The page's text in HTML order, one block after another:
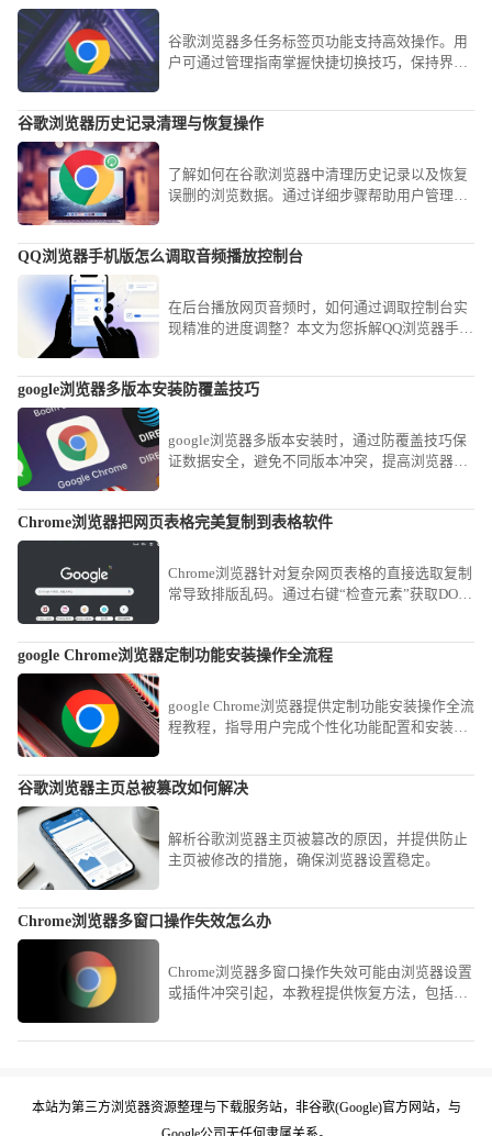
谷歌浏览器多任务标签页功能支持高效操作。用
户可通过管理指南掌握快捷切换技巧，保持界面
谷歌浏览器历史记录清理与恢复操作
了解如何在谷歌浏览器中清理历史记录以及恢复
误删的浏览数据。通过详细步骤帮助用户管理浏
QQ浏览器手机版怎么调取音频播放控制台
在后台播放网页音频时，如何通过调取控制台实
现精准的进度调整？本文为您拆解QQ浏览器手机
google浏览器多版本安装防覆盖技巧
google浏览器多版本安装时，通过防覆盖技巧保
证数据安全，避免不同版本冲突，提高浏览器功
Chrome浏览器把网页表格完美复制到表格软件
Chrome浏览器针对复杂网页表格的直接选取复制
常导致排版乱码。通过右键“检查元素”获取DOM
移。
google Chrome浏览器定制功能安装操作全流程
google Chrome浏览器提供定制功能安装操作全流
程教程，指导用户完成个性化功能配置和安装，
谷歌浏览器主页总被篡改如何解决
解析谷歌浏览器主页被篡改的原因，并提供防止
主页被修改的措施，确保浏览器设置稳定。
Chrome浏览器多窗口操作失效怎么办
Chrome浏览器多窗口操作失效可能由浏览器设置
或插件冲突引起，本教程提供恢复方法，包括调
本站为第三方浏览器资源整理与下载服务站，非谷歌(Google)官方网站，与